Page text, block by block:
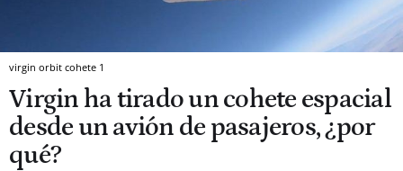
virgin orbit cohete 1
Virgin ha tirado un cohete espacial
desde un avión de pasajeros, ¿por
qué?